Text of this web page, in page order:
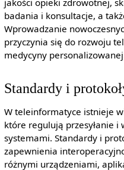
jakości opieki zdrowotnej,
badania i konsultacje, a
Wprowadzanie
przyczynia się do rozwoju
medycyny
Standardy i
W teleinformatyce istnieje
które regulują przesyłanie
systemami. Standardy i
zapewnienia
różnymi urządzeniami,